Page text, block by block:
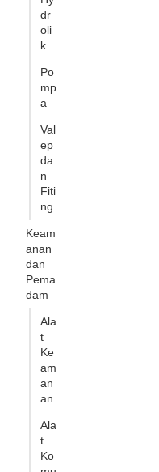
dr
oli
k
Po
mp
a
Val
ep
da
n
Fiti
ng
Keam
anan
dan
Pema
dam
Ala
t
Ke
am
an
an
Ala
t
Ko